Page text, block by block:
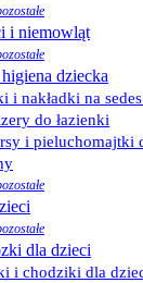
i niemowląt
dziecka
i nakładki na
do łazienki
i pieluchomajtki
dla dzieci
i chodziki dla